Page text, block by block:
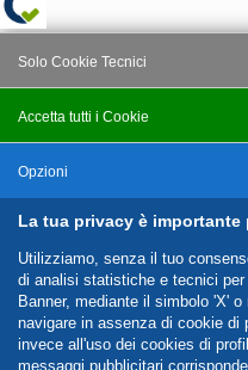
La tua privacy è importante
Utilizziamo, senza il tuo
di analisi statistiche e tecnici
Banner, mediante il simbolo 'X'
navigare in assenza di cookie di
invece all'uso dei cookies di
messaggi pubblicitari
Accetta tutti i Cookie
Solo Cookie Tecnici
Salva
Opzioni
Nascondi Opzioni